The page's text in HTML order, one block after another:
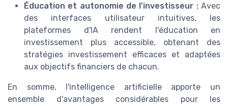
Éducation et autonomie de l'investisseur :Avec
des interfaces utilisateur intuitives, les
plateformes d'IA rendent l'éducation en
investissement plus accessible, obtenant des
stratégies investissement efficaces et adaptées
aux objectifs financiers de chacun.
En somme, l'intelligence artificielle apporte un
ensemble d'avantages considérables pour les